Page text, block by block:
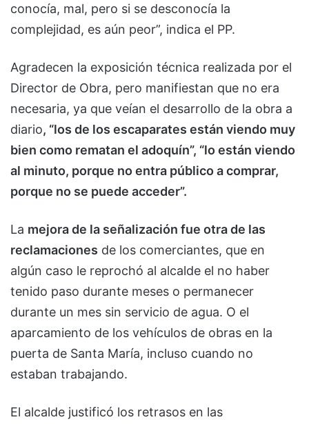
conocía, mal, pero si se desconocía la
complejidad, es aún peor”, indica el PP.
Agradecen la exposición técnica realizada por el
Director de Obra, pero manifiestan que no era
necesaria, ya que veían el desarrollo de la obra a
diario, “los de los escaparates están viendo muy
bien como rematan el adoquín”, “lo están viendo
al minuto, porque no entra público a comprar,
porque no se puede acceder”.
La mejora de la señalización fue otra de las
reclamaciones de los comerciantes, que en
algún caso le reprochó al alcalde el no haber
tenido paso durante meses o permanecer
durante un mes sin servicio de agua. O el
aparcamiento de los vehículos de obras en la
puerta de Santa María, incluso cuando no
estaban trabajando.
El alcalde justificó los retrasos en las